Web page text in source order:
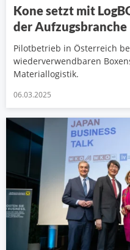
Kone setzt mit
der Aufzugsbranche
Pilotbetrieb in Österreich
wiederverwendbaren
Materiallogistik.
06.03.2025